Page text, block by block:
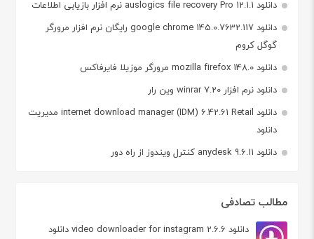
دانلود auslogics file recovery Pro 12.1.1 نرم افزار بازیابی اطلاعات
دانلود google chrome 145.0.7632.117 رایگان نرم افزار مرورگر
گوگل کروم
دانلود mozilla firefox 148.0 مرورگر موزیلا فایرفاکس
دانلود نرم افزار winrar 7.20 وین رار
دانلود internet download manager (IDM) 6.42.61 Retail مدیریت
دانلود
دانلود anydesk 9.6.11 کنترل ویندوز از راه دور
مطالب تصادفی
دانلود video downloader for instagram 2.6.6 دانلود